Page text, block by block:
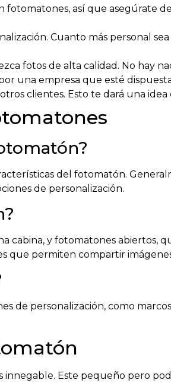
fotomatones, así que asegúrate
Cuanto más personal
fotos de alta calidad. No hay
una empresa que esté
clientes. Esto te dará una idea
del fotomatón.
de personalización.
cabina, y fotomatones abiertos,
que permiten compartir
de personalización, como
innegable. Este pequeño pero